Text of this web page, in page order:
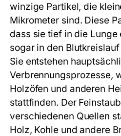
winzige Partikel, die
Mikrometer sind. Diese
dass sie tief in die Lunge
sogar in den
Sie entstehen
Verbrennungsprozesse,
Holzöfen und anderen
stattfinden. Der
verschiedenen Quellen
Holz, Kohle und andere